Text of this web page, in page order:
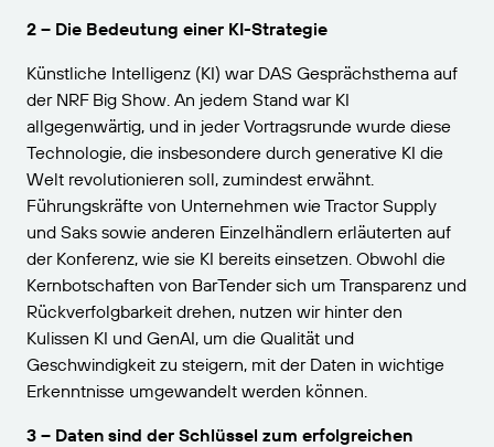
2 – Die Bedeutung einer KI-Strategie
Künstliche Intelligenz (KI) war DAS Gesprächsthema auf
der NRF Big Show. An jedem Stand war KI
allgegenwärtig, und in jeder Vortragsrunde wurde diese
Technologie, die insbesondere durch generative KI die
Welt revolutionieren soll, zumindest erwähnt.
Führungskräfte von Unternehmen wie Tractor Supply
und Saks sowie anderen Einzelhändlern erläuterten auf
der Konferenz, wie sie KI bereits einsetzen. Obwohl die
Kernbotschaften von BarTender sich um Transparenz und
Rückverfolgbarkeit drehen, nutzen wir hinter den
Kulissen KI und GenAI, um die Qualität und
Geschwindigkeit zu steigern, mit der Daten in wichtige
Erkenntnisse umgewandelt werden können.
3 – Daten sind der Schlüssel zum erfolgreichen